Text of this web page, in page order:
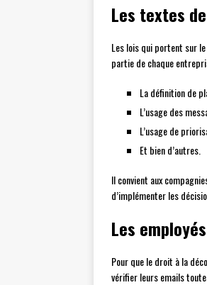
Les textes
Les lois qui portent sur
partie de chaque
La définition de
L’usage des
L’usage de
Et bien d’autres.
Il convient aux
d’implémenter les
Les
Pour que le droit à la
vérifier leurs emails